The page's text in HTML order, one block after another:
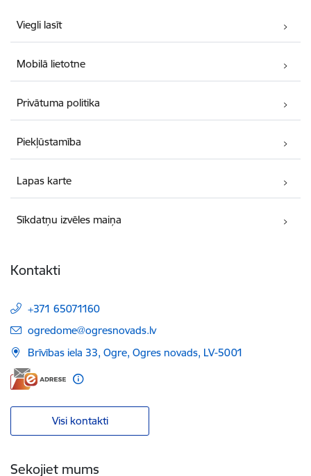
Viegli lasīt
Mobilā lietotne
Privātuma politika
Piekļūstamība
Lapas karte
Sīkdatņu izvēles maiņa
Kontakti
+371 65071160
E-pasts:
ogredome@ogresnovads.lv
Brīvības iela 33, Ogre, Ogres novads, LV-5001
Visi kontakti
Sekojiet mums